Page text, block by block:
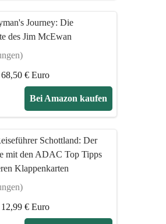
Journey: Die
des Jim McEwan
68,50 € Euro
Bei Amazon kaufen
Schottland: Der
mit den ADAC Top Tipps
Klappenkarten
12,99 € Euro